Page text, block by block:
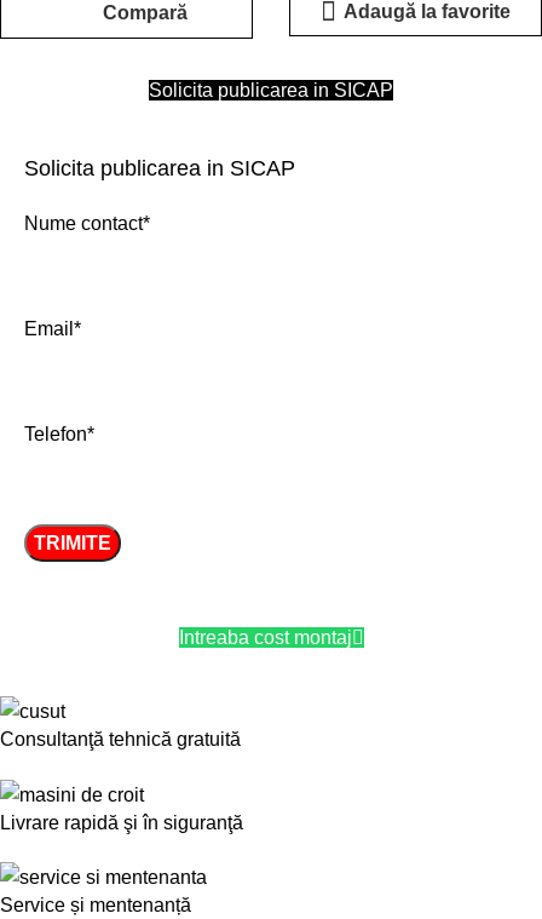
Compară Adaugă la favorite
Solicita publicarea in SICAP
Solicita publicarea in SICAP
Nume contact*
Email*
Telefon*
Intreaba cost montaj
Consultanţă tehnică gratuită
Livrare rapidă şi în siguranţă
Service și mentenanță